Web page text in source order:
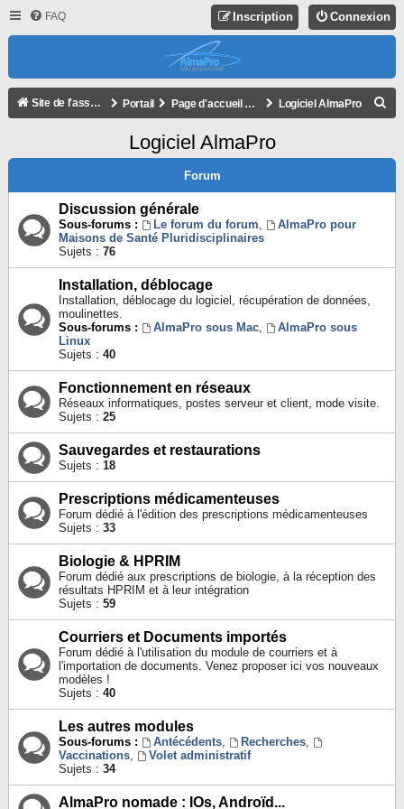
FAQ Connexion
Inscription
Site de l'association Portail Page d'accueil du forum Logiciel AlmaPro
E
H
Logiciel AlmaPro
Forum
Discussion générale
Sous-forums : Le forum du forum,
AlmaPro pour
Maisons de Santé Pluridisciplinaires
Sujets : 76
Installation, déblocage
Installation, déblocage du logiciel, récupération de données,
moulinettes.
Sous-forums :
AlmaPro sous Mac,
AlmaPro sous
Linux
Sujets : 40
Fonctionnement en réseaux
Réseaux informatiques, postes serveur et client, mode visite.
Sujets : 25
Sauvegardes et restaurations
Sujets : 18
Prescriptions médicamenteuses
Forum dédié à l'édition des prescriptions médicamenteuses
Sujets : 33
Biologie & HPRIM
Forum dédié aux prescriptions de biologie, à la réception des
résultats HPRIM et à leur intégration
Sujets : 59
Courriers et Documents importés
Forum dédié à l'utilisation du module de courriers et à
l'importation de documents. Venez proposer ici vos nouveaux
modèles !
Sujets : 40
Les autres modules
Sous-forums : Antécédents, Recherches,
Vaccinations,
Volet administratif
Sujets : 34
AlmaPro nomade : IOs, Androïd...